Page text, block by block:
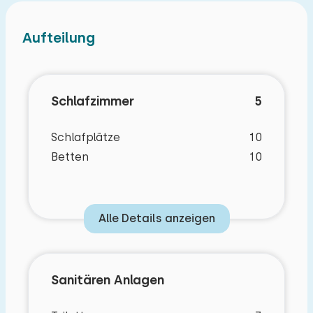
Aufteilung
Schlafzimmer 5
Schlafplätze
10
Betten
10
Alle Details anzeigen
Schlafzimmer
Boden:Sanitären Anlagen